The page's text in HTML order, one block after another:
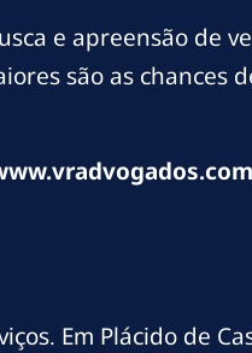
e apreensão de
são as chances
Em Plácido de